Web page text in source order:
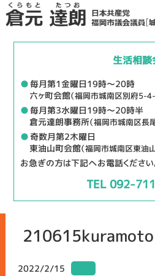
生活相談
●毎月第1金曜日19時～20時
六ヶ町会館（福岡市城南区別府5-4-
●毎月第3水曜日19時～20時半
倉元達朗事務所（福岡市城南区長
●奇数月第2木曜日
東油山町会館（福岡市城南区東油
お急ぎの方は下記へお電話ください
TEL 092-
210615kuramoto
2022/2/15